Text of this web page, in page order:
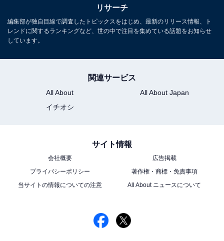
リサーチ
編集部が独自目線で調査したトピックスをはじめ、最新のリリース情報、ト
レンドに関するランキングなど、世の中で注目を集めている話題をお知らせ
しています。
関連サービス
All About
All About Japan
イチオシ
サイト情報
会社概要
広告掲載
プライバシーポリシー
著作権・商標・免責事項
当サイトの情報についての注意
All About ニュースについて